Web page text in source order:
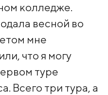
колледже.
весной во
мне
что я могу
туре
Всего три тура, а